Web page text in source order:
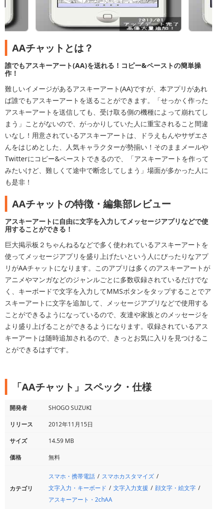
AAチャットとは？
誰でもアスキーアート(​AA)​を送れる！コピー&ペーストの簡単操
作！​
難しいイメージがあるアスキーアート(​AA)​ですが、本アプリがあれ
ば誰でもアスキーアートを送ることができ​ます。「せっかく作った
アスキーアートを送信しても、受け取る側​の機種によって崩れてし
まう」ことがないので、がっかりしていた​人に重宝されること間違
いなし！用意されているアスキーアートは​、ドラえもんやサザエさ
んをはじめとした、人気キャラクターが勢​揃い！そのままメールや
Twitterにコピー&ペーストできる​ので、「アスキーアートを作って
みたいけど、難しくて途中で断念​してしまう」場面が多かった人に
も是非！
AAチャットの特徴・編集部レビュー
アスキーアートに自由に文字を入力してメッセージアプリなどで使
用することができる！
巨大掲示板２ちゃんねるなどで多く使われているアスキーアートを
使ってメッセージアプリを盛り上げたいという人にぴったりなアプ
リがAAチャットになります。このアプリは多くのアスキーアートが
アニメやマンガなどのジャンルごとに多数収録されているだけでな
く、キーボードで文字を入力してMMSボタンをタップすることでア
スキーアートに文字を追加して、メッセージアプリなどで使用する
ことができるようになっているので、友達や家族とのメッセージを
より盛り上げることができるようになります。収録されているアス
キーアートは随時追加されるので、きっとお気に入りを見つけるこ
とができるはずです。
「AAチャット」スペック・仕様
開発者
SHOGO SUZUKI
リリース
2012年11月15日
サイズ
14.59 MB
価格
無料
カテゴリ
スマホ・携帯電話
スマホカスタマイズ
文字入力・キーボード
文字入力支援
顔文字・絵文字
アスキーアート・2chAA